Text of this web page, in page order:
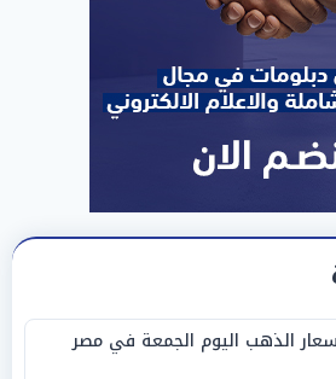
الذهب اليوم الجمعة في مصر